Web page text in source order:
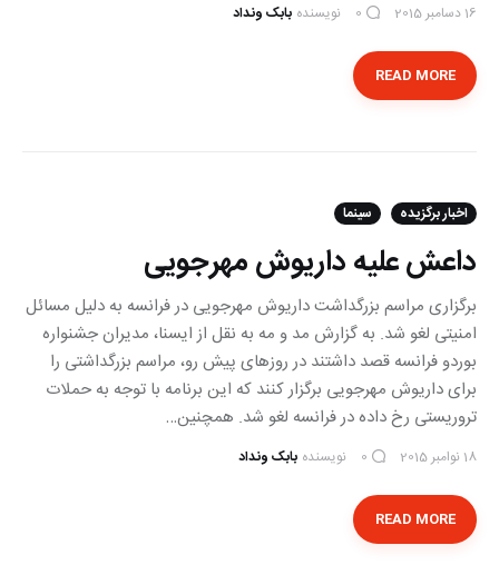
16 دسامبر 2015 0 نویسنده بابک ونداد
READ MORE
اخبار برگزیده سینما
داعش علیه داریوش مهرجویی
برگزاری مراسم بزرگداشت داریوش مهرجویی در فرانسه به دلیل مسائل
امنیتی لغو شد. به گزارش مد و مه به نقل از ایسنا، مدیران جشنواره
بوردو فرانسه قصد داشتند در روزهای پیش رو، مراسم بزرگداشتی را
برای داریوش مهرجویی برگزار کنند که این برنامه با توجه به حملات
تروریستی رخ داده در فرانسه لغو شد. همچنین…
18 نوامبر 2015 0 نویسنده بابک ونداد
READ MORE